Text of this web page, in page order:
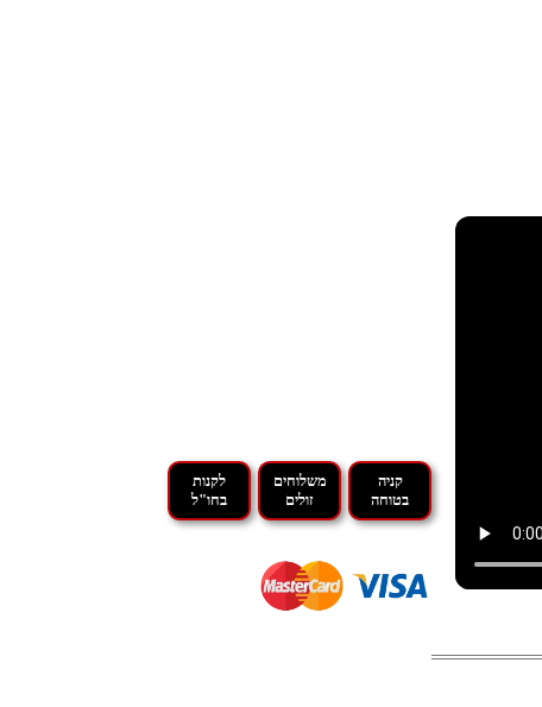
קניה
בטוחה
משלוחים
זולים
לקנות
בחו"ל